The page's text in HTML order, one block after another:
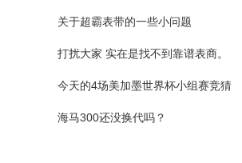
关于超霸表带的一些小问题
打扰大家 实在是找不到靠谱表商。
今天的4场美加墨世界杯小组赛竞猜
海马300还没换代吗？